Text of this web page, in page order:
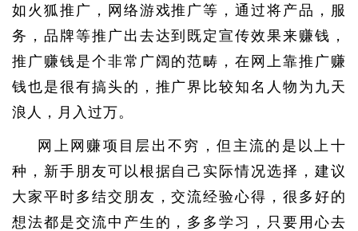
如火狐推广，网络游戏推广等，通过将产品，服
务，品牌等推广出去达到既定宣传效果来赚钱，
推广赚钱是个非常广阔的范畴，在网上靠推广赚
钱也是很有搞头的，推广界比较知名人物为九天
浪人，月入过万。
网上网赚项目层出不穷，但主流的是以上十
种，新手朋友可以根据自己实际情况选择，建议
大家平时多结交朋友，交流经验心得，很多好的
想法都是交流中产生的，多多学习，只要用心去